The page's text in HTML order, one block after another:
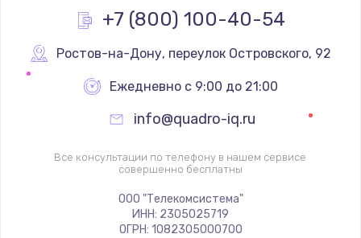
+7 (800) 100-40-54
Ростов-на-Дону, переулок Островского, 92
Ежедневно с 9:00 до 21:00
info@quadro-iq.ru
Все консультации по телефону в нашем сервисе
совершенно бесплатны
ООО "Телекомсистема"
ИНН: 2305025719
ОГРН: 1082305000700